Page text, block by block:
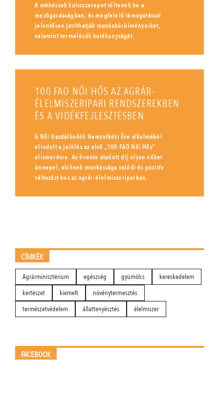
A méhészek kulcsszerepet töltenek be a
mezőgazdaságban, és megfelelő támogatással
jelentősen javíthatják munkakörülményeiket,
valamint termelésük hatékonyságát.
100 FAO NŐI HŐS AZ AGRÁR-
ÉLELMISZERIPARI RENDSZEREKBEN
ÉS A VIDÉKFEJLESZTÉSBEN
A Női Gazdálkodók Nemzetközi Éve alkalmából
elindult a jelölés az első „100 FAO Női Hős”
elismerésre. Az évente átadott díj olyan nőket
ünnepel, akiknek munkássága valódi és pozitív
változást hoz az agrár-élelmiszeriparban.
CÍMKÉK
Agrárminisztérium egészség gyümölcs
kereskedelem
kertészet
kiemelt
növénytermesztés
természetvédelem
állattenyésztés élelmiszer
FACEBOOK